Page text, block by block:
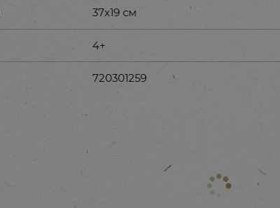
37х19 см
4+
720301259